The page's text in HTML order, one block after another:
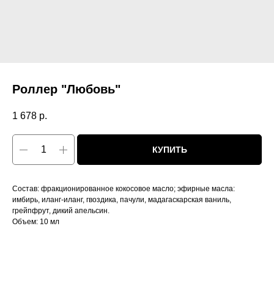
Роллер "Любовь"
1 678 р.
КУПИТЬ
Состав: фракционированное кокосовое масло; эфирные масла:
имбирь, иланг-иланг, гвоздика, пачули, мадагаскарская ваниль,
грейпфрут, дикий апельсин.
Объем: 10 мл